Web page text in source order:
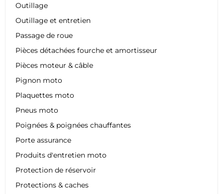
Outillage
Outillage et entretien
Passage de roue
Pièces détachées fourche et amortisseur
Pièces moteur & câble
Pignon moto
Plaquettes moto
Pneus moto
Poignées & poignées chauffantes
Porte assurance
Produits d'entretien moto
Protection de réservoir
Protections & caches